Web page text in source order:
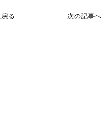
る 次の記事へ